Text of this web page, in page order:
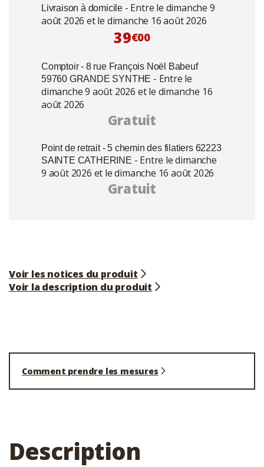
Livraison à domicile - Entre le dimanche 9
août 2026 et le dimanche 16 août 2026
39€00
Comptoir - 8 rue François Noël Babeuf
59760 GRANDE SYNTHE - Entre le
dimanche 9 août 2026 et le dimanche 16
août 2026
Gratuit
Point de retrait - 5 chemin des filatiers 62223
SAINTE CATHERINE - Entre le dimanche
9 août 2026 et le dimanche 16 août 2026
Gratuit
Voir les notices du produit
Voir la description du produit
Comment prendre les mesures
Description